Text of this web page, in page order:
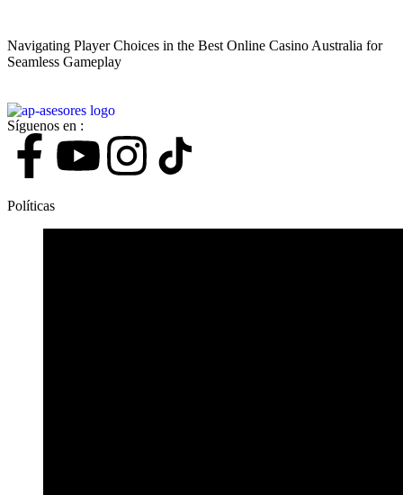
Navigating Player Choices in the Best Online Casino Australia for
Seamless Gameplay
Síguenos en :
Políticas